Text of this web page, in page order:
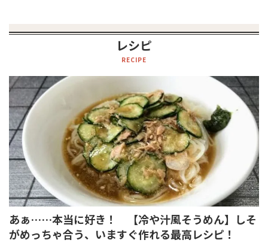
レシピ
RECIPE
あぁ……本当に好き！ 【冷や汁風そうめん】しそ
がめっちゃ合う、いますぐ作れる最高レシピ！